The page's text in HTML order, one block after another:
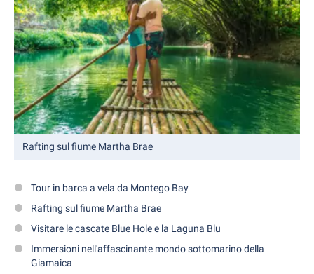
Rafting sul fiume Martha Brae
Tour in barca a vela da Montego Bay
Rafting sul fiume Martha Brae
Visitare le cascate Blue Hole e la Laguna Blu
Immersioni nell'affascinante mondo sottomarino della
Giamaica